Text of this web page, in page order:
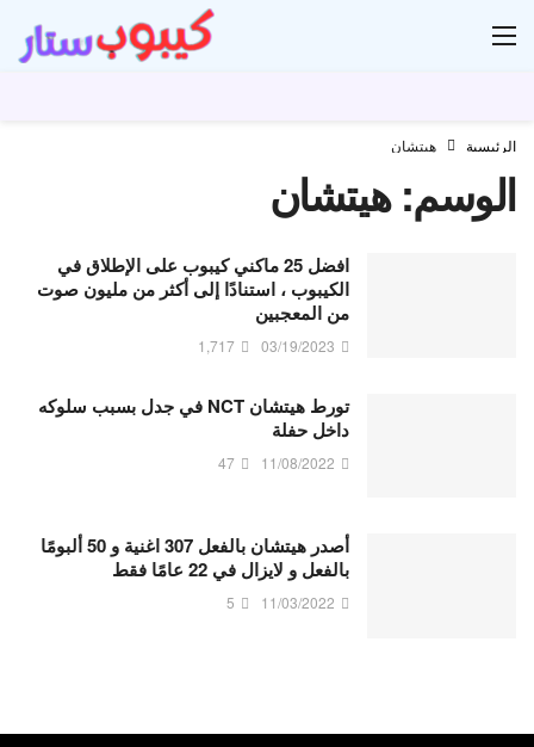
الرئيسية هيتشان
الوسم:هيتشان
افضل 25 ماكني كيبوب على الإطلاق في
الكيبوب ، استنادًا إلى أكثر من مليون صوت
من المعجبين
03/19/2023
1,717
تورط هيتشان NCT في جدل بسبب سلوكه
داخل حفلة
11/08/2022
47
أصدر هيتشان بالفعل 307 اغنية و 50 ألبومًا
بالفعل و لايزال في 22 عامًا فقط
11/03/2022
5